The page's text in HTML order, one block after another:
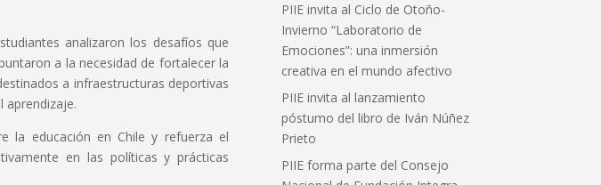
analizaron los desafíos que
a la necesidad de fortalecer la
a infraestructuras deportivas
aprendizaje.
la educación en Chile y refuerza el
en las políticas y prácticas
PIIE invita al Ciclo de Otoño-
Invierno “Laboratorio de
Emociones”: una inmersión
creativa en el mundo afectivo
PIIE invita al lanzamiento
póstumo del libro de Iván Núñez
Prieto
PIIE forma parte del Consejo